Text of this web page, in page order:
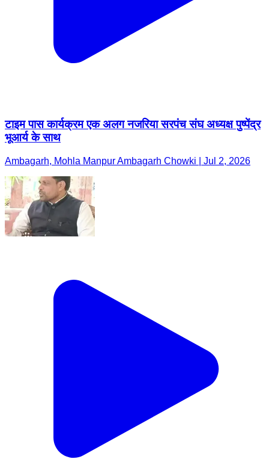
टाइम पास कार्यक्रम एक अलग नजरिया सरपंच संघ अध्यक्ष पुष्पेंद्र
भूआर्य के साथ
Ambagarh, Mohla Manpur Ambagarh Chowki | Jul 2, 2026